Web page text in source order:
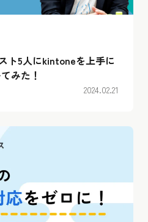
ト5人にkintoneを上手に
みた！
2024.02.21